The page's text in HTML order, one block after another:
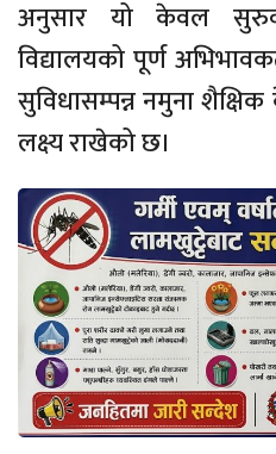
अनुसार यो केवल
विद्यालयको पूर्ण
सुविधासम्पन्न नमुना
लक्ष्य राखेको छ।